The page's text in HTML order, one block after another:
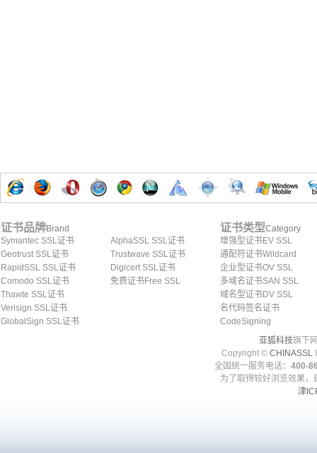
证书品牌Brand
Symantec SSL证书
Geotrust SSL证书
RapidSSL SSL证书
Comodo SSL证书
Thawte SSL证书
Verisign SSL证书
GlobalSign SSL证书
AlphaSSL SSL证书
Trustwave SSL证书
Digicert SSL证书
免费证书Free SSL
证书类型Category
增强型证书EV SSL
通配符证书Wildcard
企业型证书OV SSL
多域名证书SAN SSL
域名型证书DV SSL
名代码签名证书
CodeSigning
亚狐科技旗下
Copyright © CHINASSL
全国统一服务电话： 400-
为了取得较好浏览效果
津